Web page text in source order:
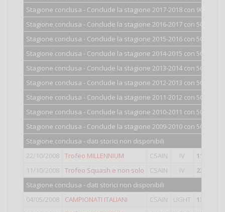
Stagione conclusa - Conclude la stagione 2017-2018 con 900 punti.
Stagione conclusa - Conclude la stagione 2016-2017 con 500 punti.
Stagione conclusa - Conclude la stagione 2015-2016 con 500 punti.
Stagione conclusa - Conclude la stagione 2014-2015 con 500 punti.
Stagione conclusa - Conclude la stagione 2013-2014 con 500 punti.
Stagione conclusa - Conclude la stagione 2012-2013 con 500 punti.
Stagione conclusa - Conclude la stagione 2011-2012 con 501 punti.
Stagione conclusa - Conclude la stagione 2010-2011 con 502 punti.
Stagione conclusa - Conclude la stagione 2009-2010 con 503 punti.
Stagione conclusa - dati storici non disponibili
22/10/2008
Trofeo MILLENNIUM CSAIN IV 11°
11/10/2008
Trofeo Squash e non solo CSAIN IV 23°
Stagione conclusa - dati storici non disponibili
04/05/2008
CAMPIONATI ITALIANI CSAIN LIGHT 13°